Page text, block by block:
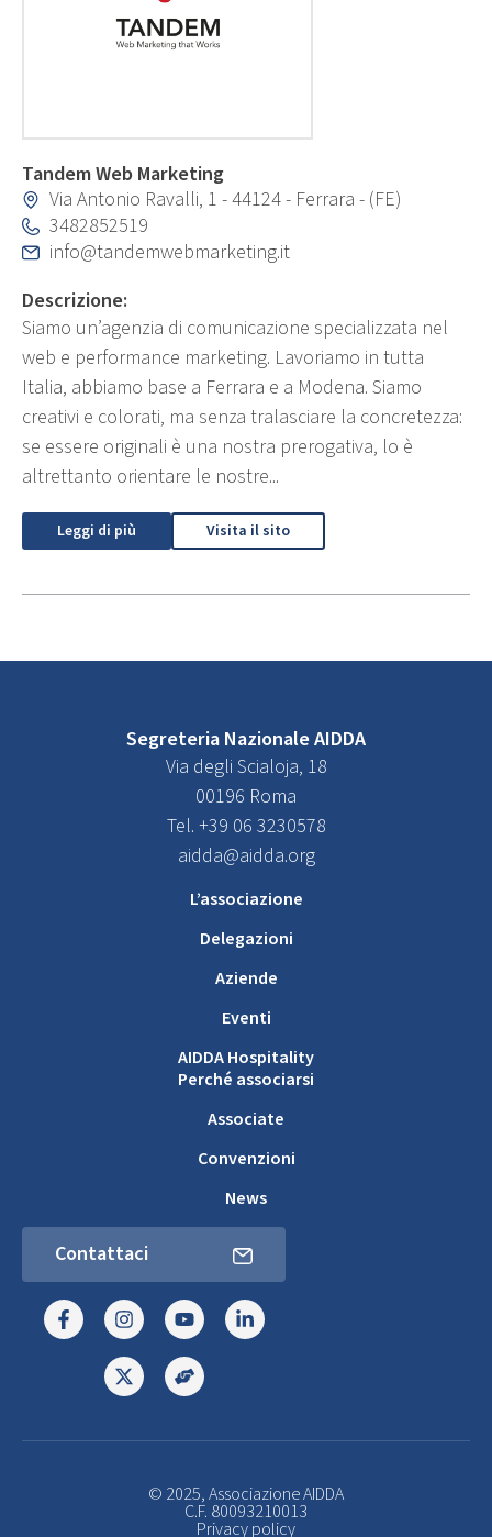
Tandem Web Marketing
Via Antonio Ravalli, 1 - 44124 - Ferrara - (FE)
3482852519
info@tandemwebmarketing.it
Descrizione:
Siamo un’agenzia di comunicazione specializzata nel
web e performance marketing. Lavoriamo in tutta
Italia, abbiamo base a Ferrara e a Modena. Siamo
creativi e colorati, ma senza tralasciare la concretezza:
se essere originali è una nostra prerogativa, lo è
altrettanto orientare le nostre...
Leggi di più Visita il sito
Segreteria Nazionale AIDDA
Via degli Scialoja, 18
00196 Roma
Tel. +39 06 3230578
aidda@aidda.org
L’associazione
Delegazioni
Aziende
Eventi
AIDDA Hospitality
Perché associarsi
Associate
Convenzioni
News
Contattaci
© 2025, Associazione AIDDA
C.F. 80093210013
Privacy policy